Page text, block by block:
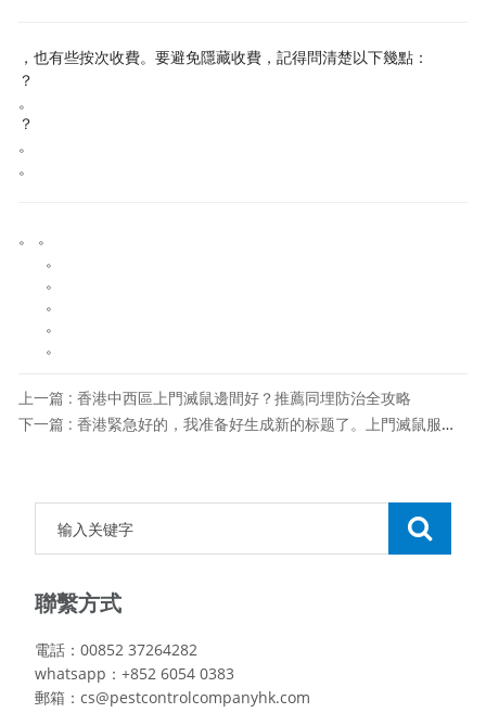
，也有些按次收費。要避免隱藏收費，記得問清楚以下幾點：
？
。
？
。
。
。 。
。
。
。
。
。
上一篇 : 香港中西區上門滅鼠邊間好？推薦同埋防治全攻略
下一篇 : 香港緊急好的，我准备好生成新的标题了。上門滅鼠服務電話，全面防治鼠患困擾的專業方法
聯繫方式
電話：00852 37264282
whatsapp：+852 6054 0383
郵箱：cs@pestcontrolcompanyhk.com